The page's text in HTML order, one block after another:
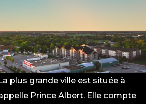
plus grande ville est située à
Prince Albert. Elle compte